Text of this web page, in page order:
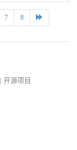
7 8
开源项目